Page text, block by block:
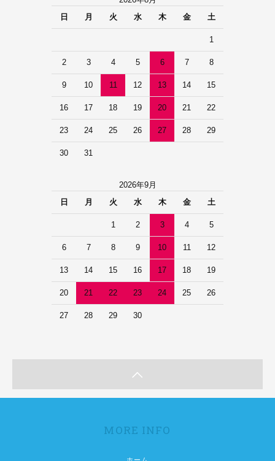
日
月 火 水 木 金 土
1
2 3 4 5 6 7 8
9 10 11 12 13 14 15
16 17 18 19 20 21 22
23 24 25 26 27 28 29
30 31
2026年9月
日
月 火 水 木 金 土
1 2 3 4 5
6 7 8 9 10 11 12
13 14 15 16 17 18 19
20 21 22 23 24 25 26
27 28 29 30
MORE INFO